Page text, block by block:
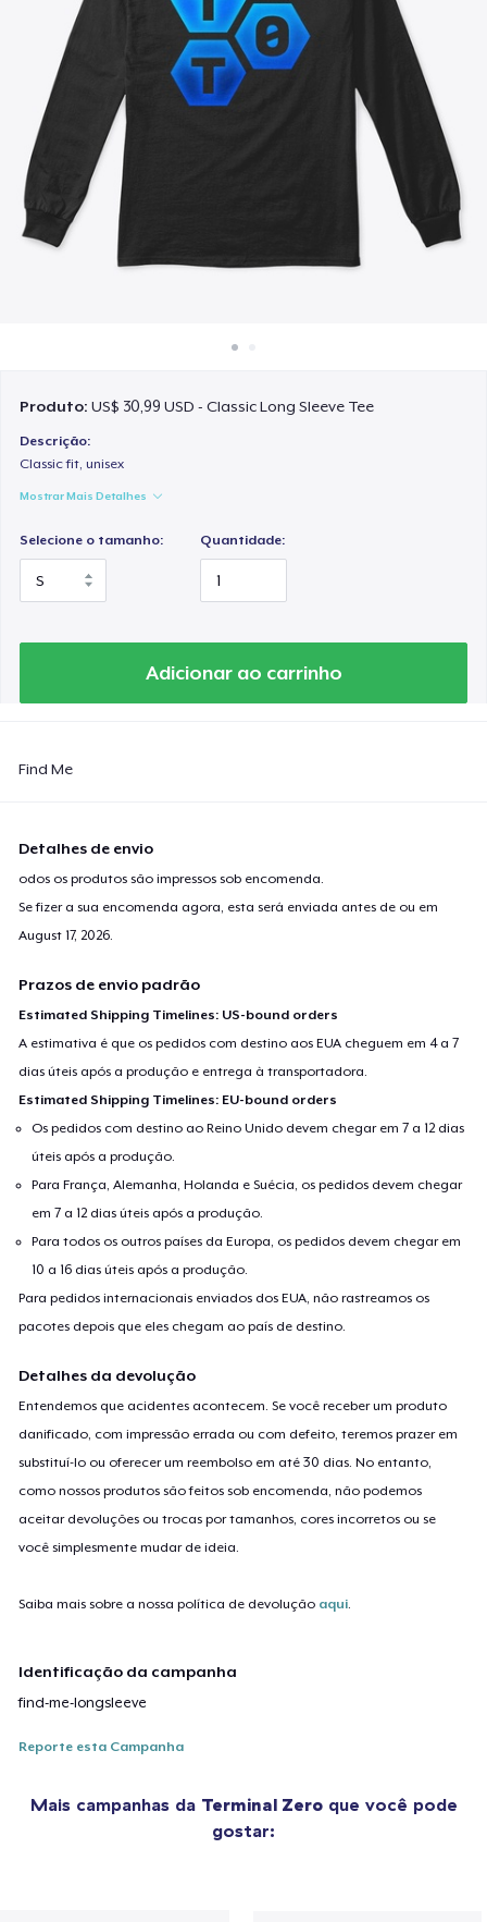
Venda em todo lugar
Venda qualquer coisa
Produto:US$ 30,99 USD - Classic Long Sleeve Tee
Descrição:
Classic fit, unisex
Mostrar Mais Detalhes
Selecione o tamanho: Quantidade:
Adicionar ao carrinho
Find Me
Detalhes de envio
odos os produtos são impressos sob encomenda.
Se fizer a sua encomenda agora, esta será enviada antes de ou em
August 17, 2026
Prazos de envio padrão
Estimated Shipping Timelines: US-bound orders
A estimativa é que os pedidos com destino aos EUA cheguem em 4 a 7
dias úteis após a produção e entrega à transportadora.
Estimated Shipping Timelines: EU-bound orders
Os pedidos com destino ao Reino Unido devem chegar em 7 a 12 dias
úteis após a produção.
Para França, Alemanha, Holanda e Suécia, os pedidos devem chegar
em 7 a 12 dias úteis após a produção.
Para todos os outros países da Europa, os pedidos devem chegar em
10 a 16 dias úteis após a produção.
Para pedidos internacionais enviados dos EUA, não rastreamos os
pacotes depois que eles chegam ao país de destino.
Detalhes da devolução
Entendemos que acidentes acontecem. Se você receber um produto
danificado, com impressão errada ou com defeito, teremos prazer em
substituí-lo ou oferecer um reembolso em até 30 dias. No entanto,
como nossos produtos são feitos sob encomenda, não podemos
aceitar devoluções ou trocas por tamanhos, cores incorretos ou se
você simplesmente mudar de ideia.
Saiba mais sobre a nossa política de devolução aqui
Identificação da campanha
find-me-longsleeve
Reporte esta Campanha
Mais campanhas da Terminal Zeroque você pode
gostar: